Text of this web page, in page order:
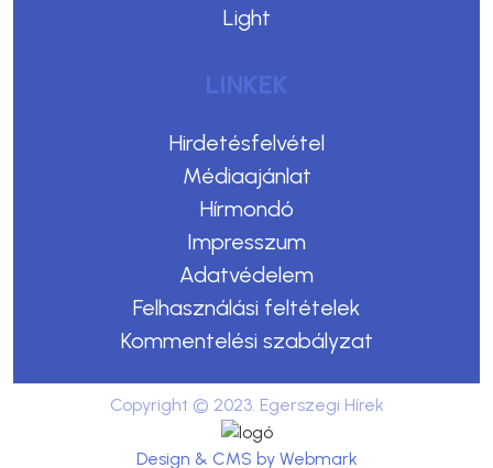
Light
LINKEK
Hirdetésfelvétel
Médiaajánlat
Hírmondó
Impresszum
Adatvédelem
Felhasználási feltételek
Kommentelési szabályzat
Copyright © 2023. Egerszegi Hírek
Design & CMS by Webmark